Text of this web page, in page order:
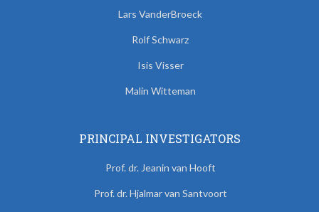
Lars VanderBroeck
Rolf Schwarz
Isis Visser
Malin Witteman
PRINCIPAL INVESTIGATORS
Prof. dr. Jeanin van Hooft
Prof. dr. Hjalmar van Santvoort